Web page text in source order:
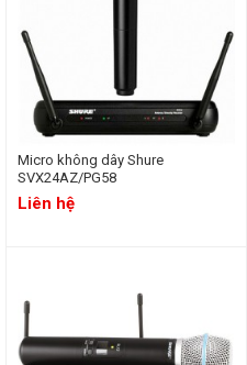
Micro không dây Shure
SVX24AZ/PG58
Liên hệ